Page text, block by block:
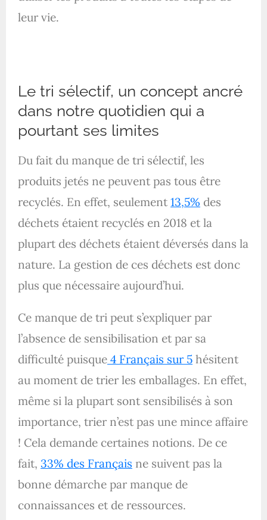
leur vie.
Le tri sélectif, un concept ancré
dans notre quotidien qui a
pourtant ses limites
Du fait du manque de tri sélectif, les
produits jetés ne peuvent pas tous être
recyclés. En effet, seulement 13,5% des
déchets étaient recyclés en 2018 et la
plupart des déchets étaient déversés dans la
nature. La gestion de ces déchets est donc
plus que nécessaire aujourd’hui.
Ce manque de tri peut s’expliquer par
l’absence de sensibilisation et par sa
difficulté puisque 4 Français sur 5 hésitent
au moment de trier les emballages. En effet,
même si la plupart sont sensibilisés à son
importance, trier n’est pas une mince affaire
! Cela demande certaines notions. De ce
fait, 33% des Français ne suivent pas la
bonne démarche par manque de
connaissances et de ressources.